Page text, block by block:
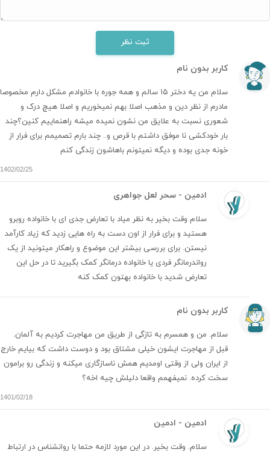
ثبت نظر
کاربر بدون نام
سلام من یه دختر ۱۵ سالم و همه جوره با خانوادم مشکل دارم مخصوصا
مادرم از نظر دین و مذهب اصلا بهم نمیخوریم و اصلا هیچ درک و
شعوری نسبت به علایق من نشون نمیده میشه راهنماییم کنین؟چند
بار خودکشی نا موفق داشتم با قرص و.. چند بارم تصمیمم برای فرار از
خونه جدی بوده و دیگه نمیتونم باهاشون زندگی کنم
1402/02/25
ادمین - سحر لعل جواهری
سلام وقت بخیر به نظر میاد با تعارض جدی ای با خانواده روبرو
هستید و برای فرار از اون دست به راه هایی زدید که زیاد کارآمد
نیستن. برای بررسی بیشتر این موضوع و راهکار میتونید از یک
رواندرمانگر فردی یا خانواده درمانگر کمک بگیرید تا در حل این
تعارض شدید با خانواده بهتون کمک کنه
کاربر بدون نام
سلام. من و همسرم به تازگی از طریق من مهاجرت کردیم به آلمان.
قبل از مهاجرت ایشون خیلی مشتاق بود و دوست داشت که بیایم خارج
از ایران ولی از وقتی اومدیم همش ناسازگاری میکنه و زندگی رو برامون
سخت کرده. نمیفهمم واقعا دلیلش چیه اخه؟
1401/02/18
ادمین - ادمین
سلام. وقت بخیر. در این مورد لازمه حتما با روانشناس در ارتباط